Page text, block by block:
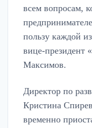
всем вопросам,
пользу каждой
вице-президент
Максимов.
Директор по
Кристина
временно